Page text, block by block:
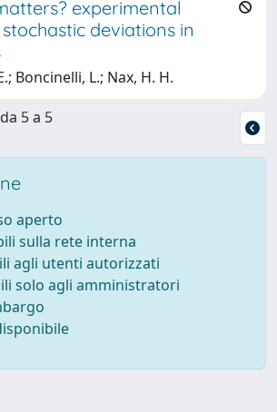
experimental
deviations in
Boncinelli, L.; Nax, H. H.
5 a 5
aperto
sulla rete interna
agli utenti autorizzati
solo agli amministratori